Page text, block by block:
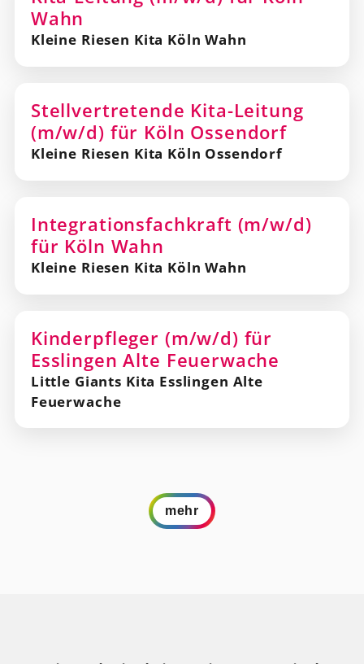
Wahn
Kleine Riesen Kita Köln Wahn
Stellvertretende Kita-Leitung
(m/w/d) für Köln Ossendorf
Kleine Riesen Kita Köln Ossendorf
Integrationsfachkraft (m/w/d)
für Köln Wahn
Kleine Riesen Kita Köln Wahn
Kinderpfleger (m/w/d) für
Esslingen Alte Feuerwache
Little Giants Kita Esslingen Alte
Feuerwache
mehr